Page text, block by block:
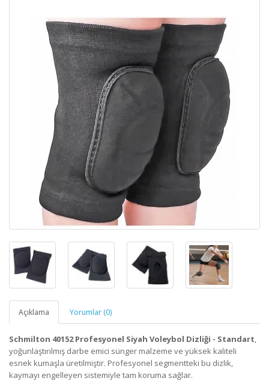
Açıklama Yorumlar (0)
Schmilton 40152 Profesyonel Siyah Voleybol Dizliği - Standart,
yoğunlaştırılmış darbe emici sünger malzeme ve yüksek kaliteli
esnek kumaşla üretilmiştir. Profesyonel segmentteki bu dizlik,
kaymayı engelleyen sistemiyle tam koruma sağlar.